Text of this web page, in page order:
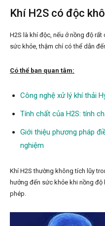
Khí H2S có độc
H2S là khí độc, nếu ở nồng độ
sức khỏe, thậm chí có thể dẫn
Có thể bạn quan tâm:
Công nghệ xử lý khí thải
Tính chất của H2S: tính
Giới thiệu phương pháp
nghiệm
Khí H2S thường không tích lũy
hưởng đến sức khỏe khi nồng
phép.